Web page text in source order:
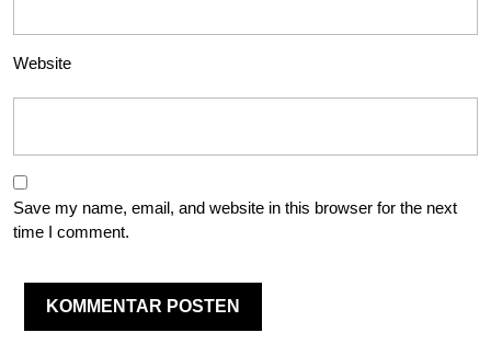
Website
Save my name, email, and website in this browser for the next
time I comment.